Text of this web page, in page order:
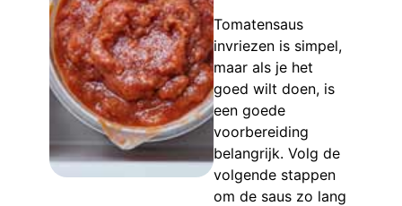
Tomatensaus
invriezen is simpel,
maar als je het
goed wilt doen, is
een goede
voorbereiding
belangrijk. Volg de
volgende stappen
om de saus zo lang